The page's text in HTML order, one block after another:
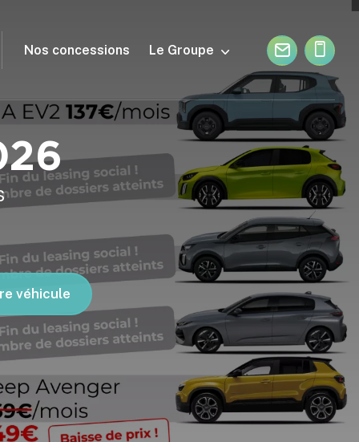
Nos concessions Le Groupe
véhicule